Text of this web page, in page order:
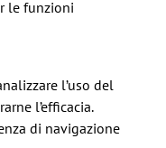
le funzioni
l’uso del
l’efficacia.
di navigazione
comunicati